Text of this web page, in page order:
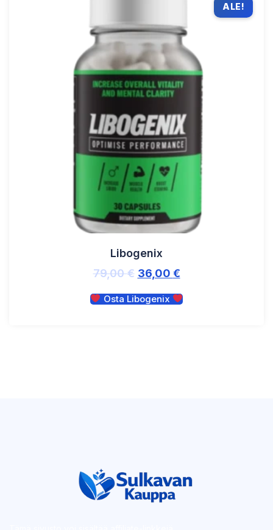
ALE!
Libogenix
79,00€ 36,00 €
Osta Libogenix